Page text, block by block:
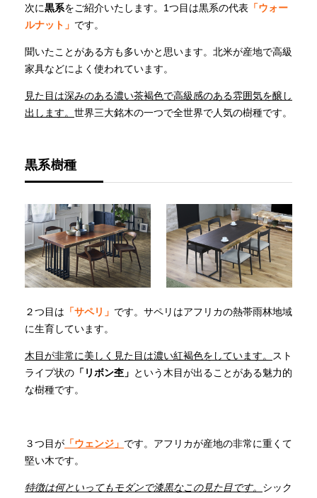
次に黒系をご紹介いたします。1つ目は黒系の代表 「ウォー
ルナット」 です。
聞いたことがある方も多いかと思います。北米が産地で高級
家具などによく使われています。
見た目は深みのある濃い茶褐色で高級感のある雰囲気を醸し
出します。 世界三大銘木の一つで全世界で人気の樹種です。
黒系樹種
２つ目は 「サペリ」 です。サペリはアフリカの熱帯雨林地域
に生育しています。
木目が非常に美しく見た目は濃い紅褐色をしています。 スト
ライプ状の 「リボン杢」 という木目が出ることがある魅力的
な樹種です。
３つ目が 「ウェンジ」 です。アフリカが産地の非常に重くて
堅い木です。
特徴は何といってもモダンで漆黒なこの見た目です。 シック